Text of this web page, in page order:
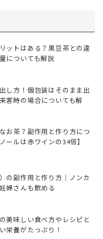
ットはある？黒豆茶との違
についても解説
し方！個包装はそのまま出
客時の場合についても解
お茶？副作用と作り方につ
ールは赤ワインの34倍】
の副作用と作り方｜ノンカ
婦さんも飲める
美味しい食べ方やレシピと
栄養がたっぷり！